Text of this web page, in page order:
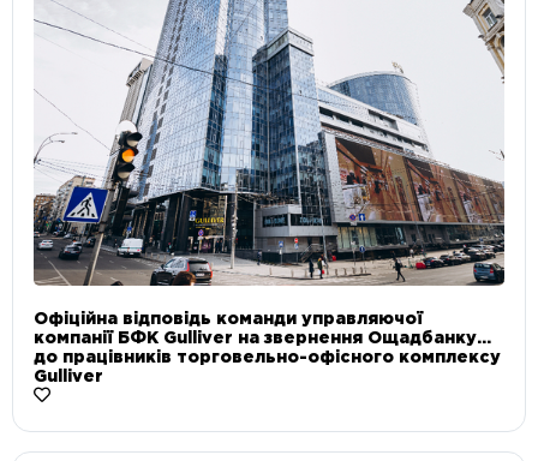
Офіційна відповідь команди управляючої
компанії БФК Gulliver на звернення Ощадбанку
до працівників торговельно-офісного комплексу
Gulliver